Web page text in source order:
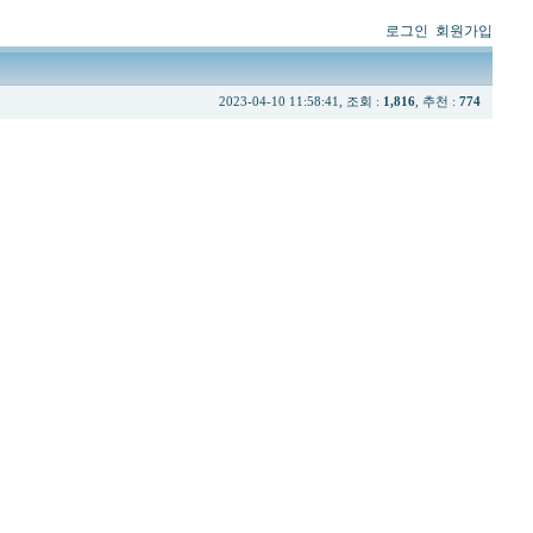
로그인 회원가입
2023-04-10 11:58:41, 조회 : 1,816 , 추천 : 774